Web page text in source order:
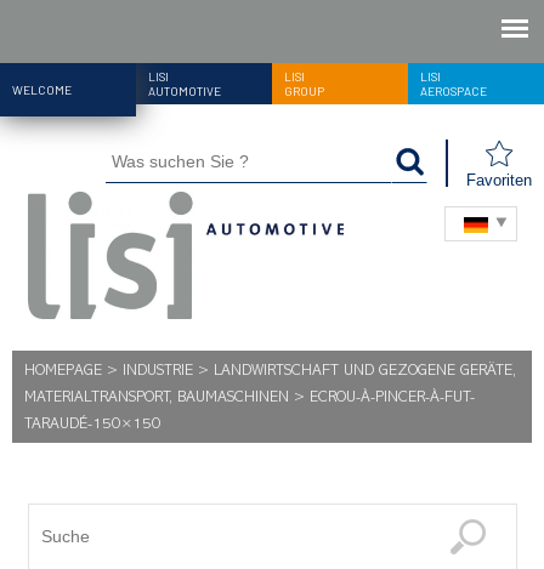
WELCOME
LISI
AUTOMOTIVE
LISI
GROUP
LISI
AEROSPACE
Favoriten
HOMEPAGE > INDUSTRIE > LANDWIRTSCHAFT UND GEZOGENE GERÄTE,
MATERIALTRANSPORT, BAUMASCHINEN > ECROU-À-PINCER-À-FUT-
TARAUDÉ-150×150